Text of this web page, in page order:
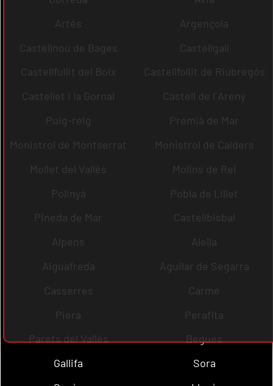
Artés
Argençola
Castellnou de Bages
Castellgalí
Castellfullit del Boix
Castellfollit de Riubregós
Castellet i la Gornal
Castell de l´Areny
Puig-reig
Premià de Mar
Monistrol de Montserrat
Monistrol de Calders
Mollet del Vallès
Molins de Rei
Polinyà
Pobla de Lillet
Pineda de Mar
Castellbisbal
Alpens
Alella
Aiguafreda
Aguilar de Segarra
Casserres
Carme
Piera
Perafita
Parets del Vallès
Begues
Gallifa
Sora